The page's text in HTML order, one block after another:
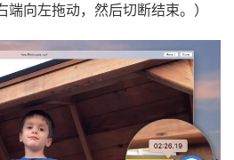
向左拖动，然后切断结束。）